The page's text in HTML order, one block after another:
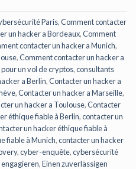
Paris,Comment contacter
un hacker a Bordeaux,Comment
contacter un hacker a Munich,
,Comment contacter un hacker a
un vol de cryptos,consultants
a Berlin,Contacter un hacker a
,Contacter un hacker a Marseille,
un hacker a Toulouse,Contacter
éthique fiable à Berlin,contacter un
un hacker éthique fiable à
fiable à Munich,contacter un hacker
,cyber-enquête,cybersécurité
,Einen zuverlässigen